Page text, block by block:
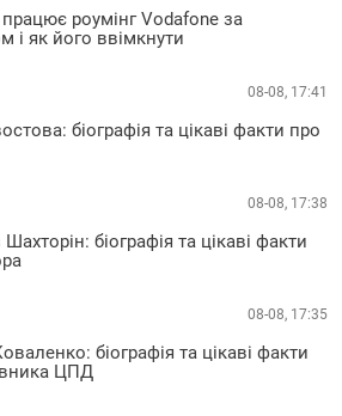
роумінг Vodafone за
і як його ввімкнути
08-08, 17:41
біографія та цікаві факти про
08-08, 17:38
біографія та цікаві факти
08-08, 17:35
біографія та цікаві факти
ЦПД